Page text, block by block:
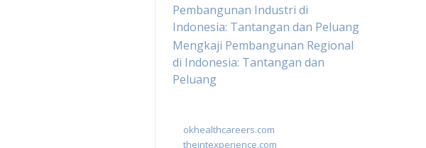
Pembangunan Industri di
Indonesia: Tantangan dan Peluang
Mengkaji Pembangunan Regional
di Indonesia: Tantangan dan
Peluang
okhealthcareers.com
theintexperience.com